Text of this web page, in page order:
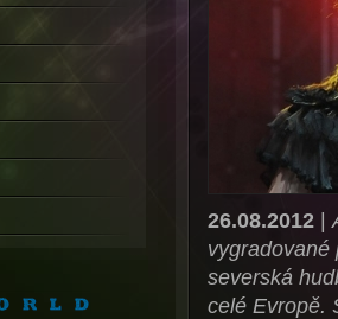
26.08.2012|
vygradované
severská
celé Evropě.